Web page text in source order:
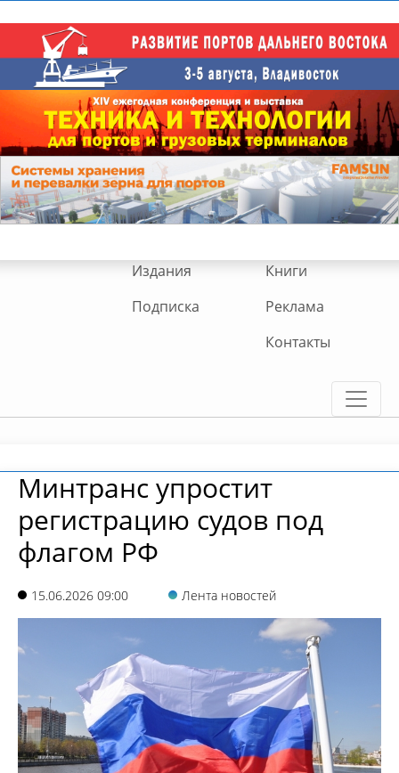
Издания
Книги
Подписка
Реклама
Контакты
Минтранс упростит
регистрацию судов под
флагом РФ
15.06.2026 09:00 Лента новостей